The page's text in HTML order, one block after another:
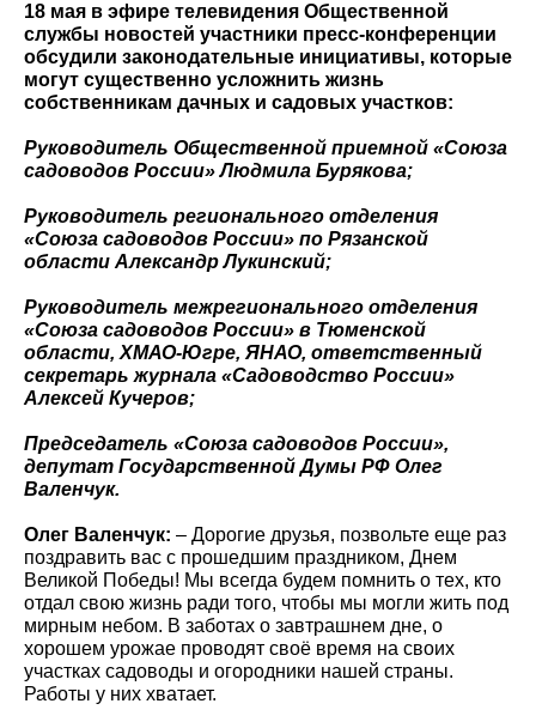
18 мая в эфире телевидения Общественной
службы новостей участники пресс-конференции
обсудили законодательные инициативы, которые
могут существенно усложнить жизнь
собственникам дачных и садовых участков:
Руководитель Общественной приемной «Союза
садоводов России» Людмила Бурякова;
Руководитель регионального отделения
«Союза садоводов России» по Рязанской
области Александр Лукинский;
Руководитель межрегионального отделения
«Союза садоводов России» в Тюменской
области, ХМАО-Югре, ЯНАО, ответственный
секретарь журнала «Садоводство России»
Алексей Кучеров;
Председатель «Союза садоводов России»,
депутат Государственной Думы РФ Олег
Валенчук.
Олег Валенчук: – Дорогие друзья, позвольте еще раз
поздравить вас с прошедшим праздником, Днем
Великой Победы! Мы всегда будем помнить о тех, кто
отдал свою жизнь ради того, чтобы мы могли жить под
мирным небом. В заботах о завтрашнем дне, о
хорошем урожае проводят своё время на своих
участках садоводы и огородники нашей страны.
Работы у них хватает.